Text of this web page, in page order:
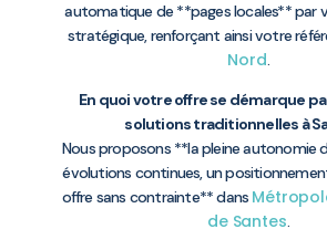
automatique de **pages locales** par
stratégique, renforçant ainsi votre
Nord.
En quoi votre offre se démarque
solutions traditionnelles à
Nous proposons **la pleine autonomie
évolutions continues, un
offre sans contrainte** dans
de Santes.